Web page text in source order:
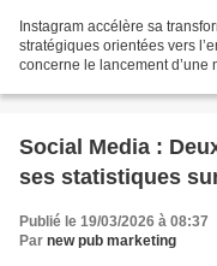
Instagram accélère sa
stratégiques orientées vers
concerne le lancement d’une
Social Media :
ses statistiques
Publié le 19/03/2026 à 08:37
Par new pub marketing